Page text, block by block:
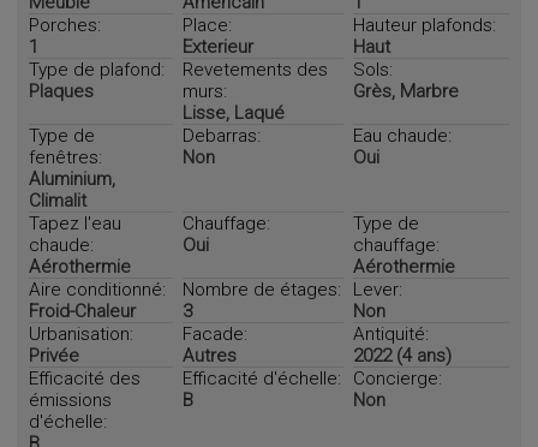
Porches:
1
Place:
Exterieur
Hauteur plafonds:
Haut
Type de plafond:
Plaques
Revetements des
murs:
Lisse, Laqué
Sols:
Grès, Marbre
Type de
fenêtres:
Aluminium,
Climalit
Debarras:
Non
Eau chaude:
Oui
Tapez l'eau
chaude:
Aérothermie
Chauffage:
Oui
Type de
chauffage:
Aérothermie
Aire conditionné:
Froid-Chaleur
Nombre de étages:
3
Lever:
Non
Urbanisation:
Privée
Facade:
Autres
Antiquité:
2022 (4 ans)
Efficacité des
émissions
d'échelle:
Efficacité d'échelle:
B
Concierge:
Non